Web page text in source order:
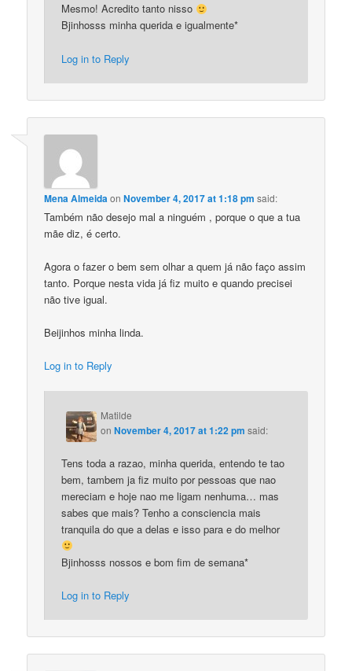
Mesmo! Acredito tanto nisso
Bjinhosss minha querida e igualmente*
Log in to Reply
Mena AlmeidaonNovember 4, 2017 at 1:18 pm said:
Também não desejo mal a ninguém , porque o que a tua
mãe diz, é certo.
Agora o fazer o bem sem olhar a quem já não faço assim
tanto. Porque nesta vida já fiz muito e quando precisei
não tive igual.
Beijinhos minha linda.
Log in to Reply
Matilde
onNovember 4, 2017 at 1:22 pm said:
Tens toda a razao, minha querida, entendo te tao
bem, tambem ja fiz muito por pessoas que nao
mereciam e hoje nao me ligam nenhuma… mas
sabes que mais? Tenho a consciencia mais
tranquila do que a delas e isso para e do melhor
Bjinhosss nossos e bom fim de semana*
Log in to Reply